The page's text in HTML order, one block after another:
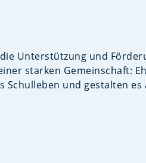
Unterstützung und
starken Gemeinschaft:
und gestalten es